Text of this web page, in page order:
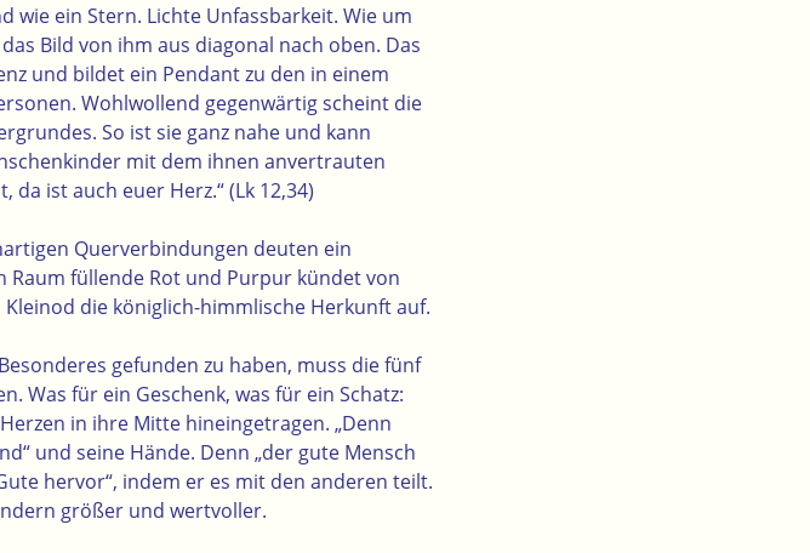
wie ein Stern. Lichte Unfassbarkeit. Wie um
Bild von ihm aus diagonal nach oben. Das
und bildet ein Pendant zu den in einem
Wohlwollend gegenwärtig scheint die
So ist sie ganz nahe und kann
mit dem ihnen anvertrauten
da ist auch euer Herz.“ (Lk 12,34)
Querverbindungen deuten ein
Raum füllende Rot und Purpur kündet von
die königlich-himmlische Herkunft auf.
gefunden zu haben, muss die fünf
Was für ein Geschenk, was für ein Schatz:
in ihre Mitte hineingetragen. „Denn
und seine Hände. Denn „der gute Mensch
hervor“, indem er es mit den anderen teilt.
größer und wertvoller.